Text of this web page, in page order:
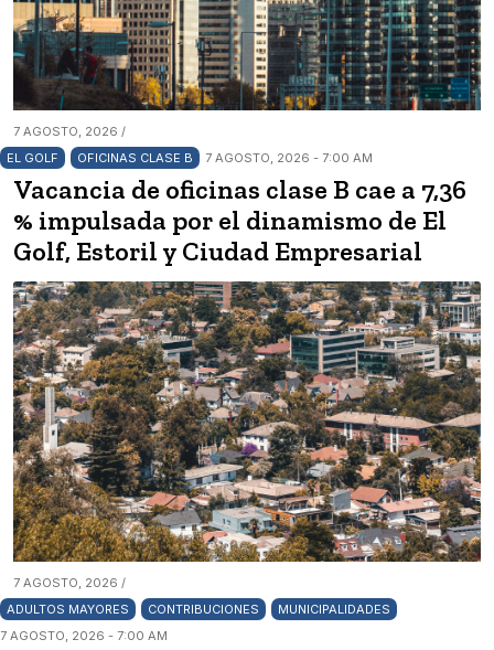
7 AGOSTO, 2026 /
EL GOLF
OFICINAS CLASE B 7 AGOSTO, 2026 - 7:00 AM
Vacancia de oficinas clase B cae a 7,36
% impulsada por el dinamismo de El
Golf, Estoril y Ciudad Empresarial
7 AGOSTO, 2026 /
ADULTOS MAYORES
CONTRIBUCIONES
MUNICIPALIDADES
7 AGOSTO, 2026 - 7:00 AM